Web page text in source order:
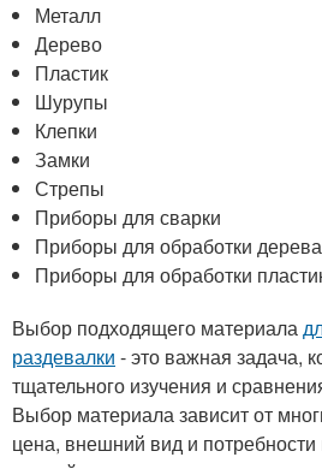
Металл
Дерево
Пластик
Шурупы
Клепки
Замки
Стрепы
Приборы для сварки
Приборы для обработки дерева
Приборы для обработки
Выбор подходящего материала
раздевалки - это важная задача,
тщательного изучения и
Выбор материала зависит от
цена, внешний вид и потребности